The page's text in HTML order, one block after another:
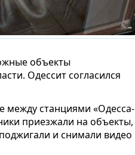
объекты
Одессит согласился
между станциями «Одесса-
приезжали на объекты,
и снимали видео